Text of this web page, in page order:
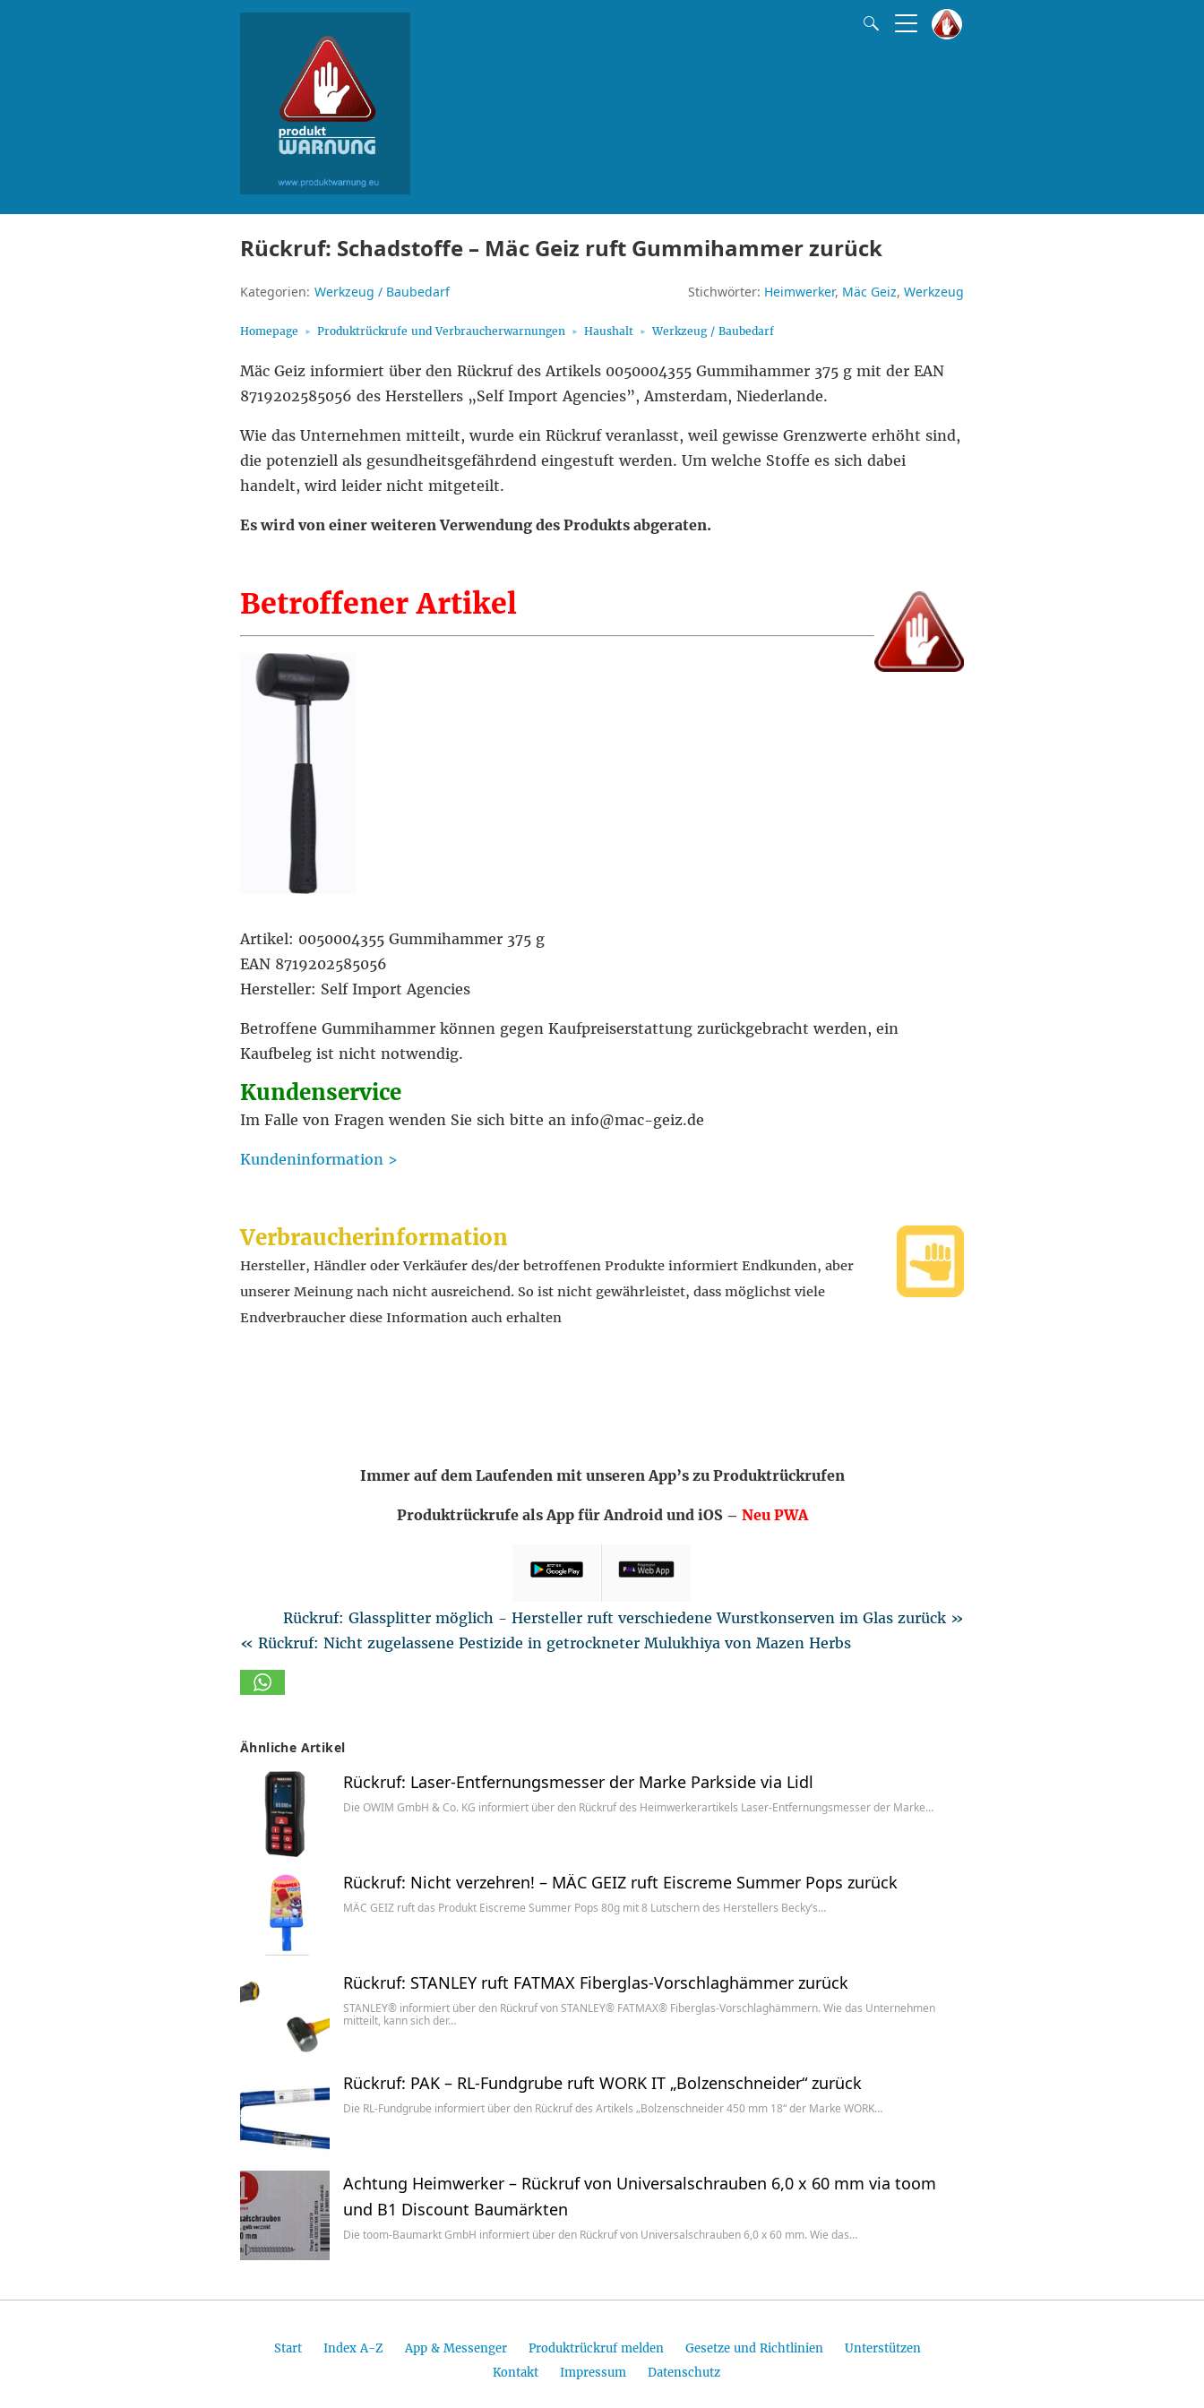
Rückruf: Schadstoffe – Mäc Geiz ruft Gummihammer zurück
Kategorien: Werkzeug / Baubedarf Stichwörter: Heimwerker Mäc Geiz Werkzeug
Homepage Produktrückrufe und Verbraucherwarnungen Haushalt Werkzeug / Baubedarf
Mäc Geiz informiert über den Rückruf des Artikels 0050004355 Gummihammer 375 g mit der EAN
8719202585056 des Herstellers „Self Import Agencies”, Amsterdam, Niederlande.
Wie das Unternehmen mitteilt, wurde ein Rückruf veranlasst, weil gewisse Grenzwerte erhöht sind,
die potenziell als gesundheitsgefährdend eingestuft werden. Um welche Stoffe es sich dabei
handelt, wird leider nicht mitgeteilt.
Es wird von einer weiteren Verwendung des Produkts abgeraten.
Betroffener Artikel
Artikel: 0050004355 Gummihammer 375 g
EAN 8719202585056
Hersteller: Self Import Agencies
Betroffene Gummihammer können gegen Kaufpreiserstattung zurückgebracht werden, ein
Kaufbeleg ist nicht notwendig.
Kundenservice
Im Falle von Fragen wenden Sie sich bitte an info@mac-geiz.de
Kundeninformation >
Verbraucherinformation
Hersteller, Händler oder Verkäufer des/der betroffenen Produkte informiert Endkunden, aber
unserer Meinung nach nicht ausreichend. So ist nicht gewährleistet, dass möglichst viele
Endverbraucher diese Information auch erhalten
Immer auf dem Laufenden mit unseren App’s zu Produktrückrufen
Produktrückrufe als App für Android und iOS – Neu PWA
Rückruf: Glassplitter möglich - Hersteller ruft verschiedene Wurstkonserven im Glas zurück »
« Rückruf: Nicht zugelassene Pestizide in getrockneter Mulukhiya von Mazen Herbs
Ähnliche Artikel
Rückruf: Laser-Entfernungsmesser der Marke Parkside via Lidl
Die OWIM GmbH & Co. KG informiert über den Rückruf des Heimwerkerartikels Laser-Entfernungsmesser der Marke…
Rückruf: Nicht verzehren! – MÄC GEIZ ruft Eiscreme Summer Pops zurück
MÄC GEIZ ruft das Produkt Eiscreme Summer Pops 80g mit 8 Lutschern des Herstellers Becky’s…
Rückruf: STANLEY ruft FATMAX Fiberglas-Vorschlaghämmer zurück
STANLEY® informiert über den Rückruf von STANLEY® FATMAX® Fiberglas-Vorschlaghämmern. Wie das Unternehmen
mitteilt, kann sich der…
Rückruf: PAK – RL-Fundgrube ruft WORK IT „Bolzenschneider“ zurück
Die RL-Fundgrube informiert über den Rückruf des Artikels „Bolzenschneider 450 mm 18“ der Marke WORK…
Achtung Heimwerker – Rückruf von Universalschrauben 6,0 x 60 mm via toom
und B1 Discount Baumärkten
Die toom-Baumarkt GmbH informiert über den Rückruf von Universalschrauben 6,0 x 60 mm. Wie das…
Start Index A-Z App & Messenger Produktrückruf melden Gesetze und Richtlinien
Unterstützen
Kontakt
Impressum Datenschutz